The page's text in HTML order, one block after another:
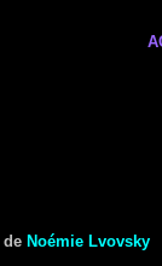
de Noémie Lvovsky